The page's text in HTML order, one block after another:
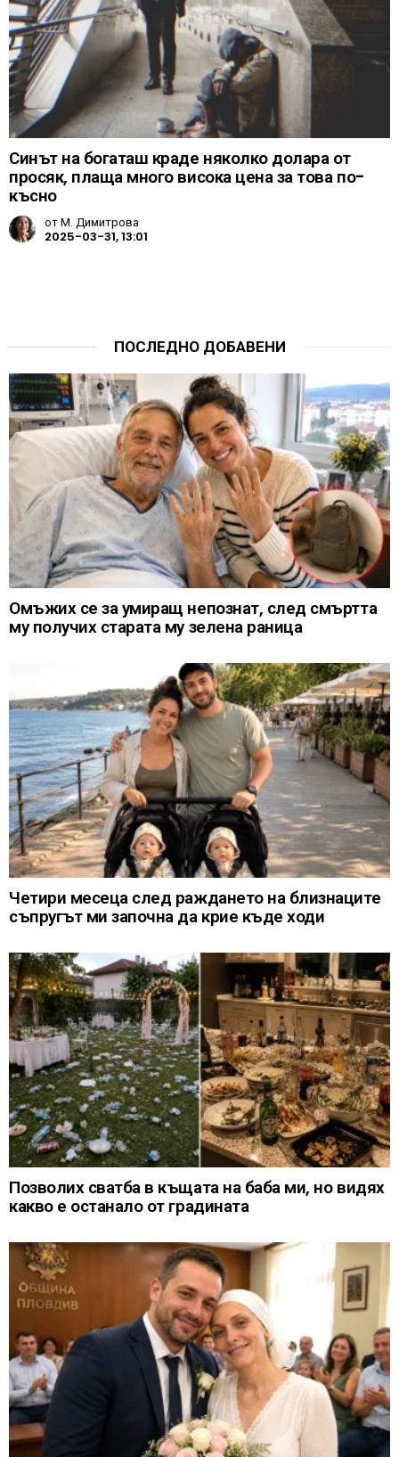
Синът на богаташ краде няколко долара от
просяк, плаща много висока цена за това по-
късно
отМ. Димитрова
2025-03-31, 13:01
ПОСЛЕДНО ДОБАВЕНИ
Омъжих се за умиращ непознат, след смъртта
му получих старата му зелена раница
Четири месеца след раждането на близнаците
съпругът ми започна да крие къде ходи
Позволих сватба в къщата на баба ми, но видях
какво е останало от градината